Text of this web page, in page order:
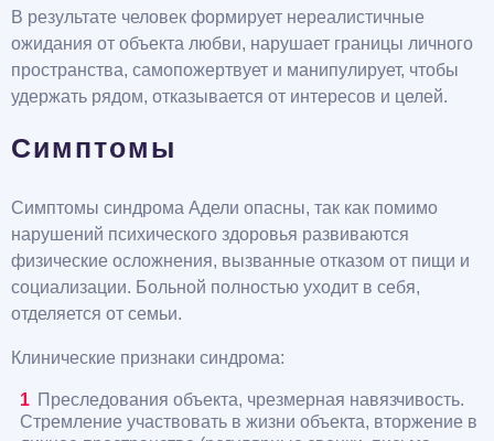
В результате человек формирует нереалистичные
ожидания от объекта любви, нарушает границы личного
пространства, самопожертвует и манипулирует, чтобы
удержать рядом, отказывается от интересов и целей.
Симптомы
Симптомы синдрома Адели опасны, так как помимо
нарушений психического здоровья развиваются
физические осложнения, вызванные отказом от пищи и
социализации. Больной полностью уходит в себя,
отделяется от семьи.
Клинические признаки синдрома:
Преследования объекта, чрезмерная навязчивость.
Стремление участвовать в жизни объекта, вторжение в